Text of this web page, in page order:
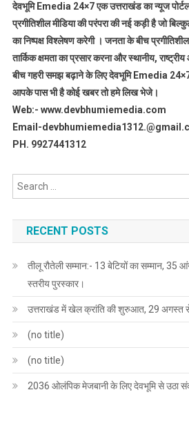
देवभूमि Emedia 24×7 एक उत्तराखंड का न्यूज
प्रगीतिशील मीडिया की परंपरा की नई कड़ी है जो
का निष्पक्ष विश्लेषण करेगी । जनता के बीच
तार्किक क्षमता का प्रसार करना और स्थानीय, राष्ट्रीय
बीच गहरी समझ बढ़ाने के लिए देवभूमि Emedia
आपके पास भी है कोई खबर तो हमे लिख भेजे।
Web:- www.devbhumiemedia.com
Email-
PH. 9927441312
RECENT POSTS
तीलू रौतेली सम्मान:- 13 बेटियों का सम्मान, 35
स्तरीय पुरस्कार।
उत्तराखंड में खेल क्रांति की शुरुआत, 29 अगस्त
(no title)
(no title)
2036 ओलंपिक मेजबानी के लिए देवभूमि से उठा